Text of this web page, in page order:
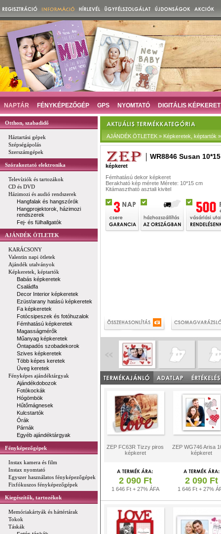
NAPTÁR FÉNYKÉPEZŐGÉP GPS NYOMTATÓ DIGITÁLIS KÉPKERET
Otthon, szabadidő
Háztartási gépek
Szépségápolás
Szerszámgépek
Szórakoztató elektronika
Televíziók és tartozákok
CD és DVD
Házimozi és audió rendszerek
Hangfalak és hangszórók
Hangprojektorok, házimozi
rendszerek
Fej- és fülhallgatók
AJÁNDÉK ÖTLETEK
KARÁCSONY
Valentin napi ötletek
Ajándék utalványok
Képkeretek, képtartók
Babás képkeretek
Családfa
Decor Interior képkeretek
Ezüst/arany hatású képkeretek
Fa képkeretek
Fotócsipeszek és fotóhuzalok
Fémhatású képkeretek
Magasságmérők
Műanyag képkeretek
Öntapadós szobadekorok
Szives képkeretek
Több képes keretek
Üveg keretek
Fényképes ajándéktárgyak
Ajándékdobozok
Fotókockák
Hógömbök
Hűtőmágnesek
Kulcstartók
Órák
Párnák
Egyéb ajándéktárgyak
Fényképezőgépek
Instax kamera és film
Instax nyomtató
Egyszer használatos fényképezőgépek
Fixfókuszos fényképezőgépek
Kiegészítők, tartozékok
Memóriakártyák és háttértárak
Tokok
Táskák
AJÁNDÉK ÖTLETEK » Képkeretek, képtartók
WR8846 Susan 10*15
képkeret
Fémhatású dekor képkeret
Berakható kép mérete Mérete: 10*15 cm
Kitámasztható asztali kivitel
ZEP FC63R Tizzy piros
képkeret
ZEP WG746 Arisa
képkeret
2 090 Ft
1 646 Ft + 27% ÁFA
2 090 Ft
1 646 Ft + 27%